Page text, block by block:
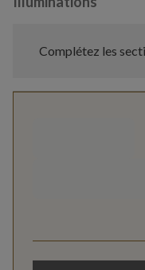
Complétez les